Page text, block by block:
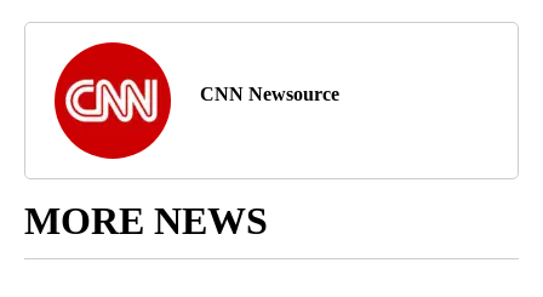
CNN Newsource
MORE NEWS